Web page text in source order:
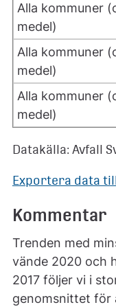
Alla kommuner
medel)
Alla kommuner
medel)
Alla kommuner
medel)
Datakälla: Avfall
Exportera data
Kommentar
Trenden med
vände 2020 och
2017 följer vi i
genomsnittet för